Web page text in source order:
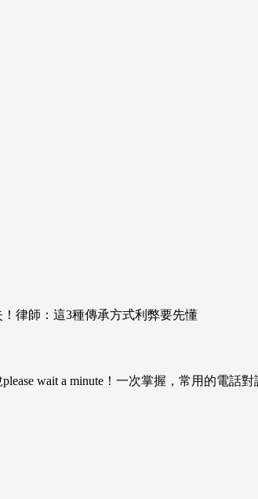
！律師：這3種傳承方式利弊要先懂
wait a minute！一次掌握，常用的電話對